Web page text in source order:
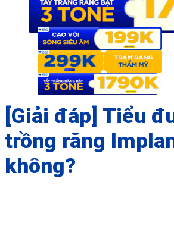
[Giải đáp] Tiểu
trồng răng
không?